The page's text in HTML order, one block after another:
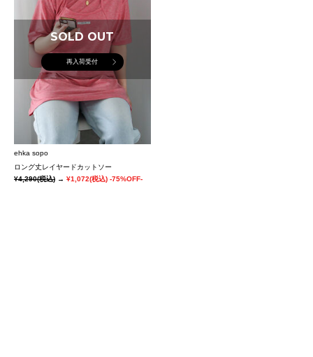
SOLD OUT
再入荷受付
ehka sopo
ロング丈レイヤードカットソー
¥4,290(税込) → ¥1,072(税込) -75%OFF-